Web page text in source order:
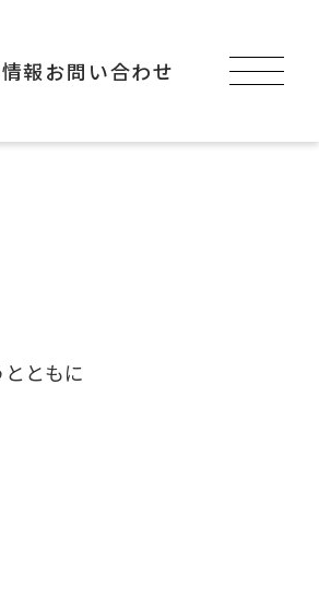
報お問い合わせ
ともに